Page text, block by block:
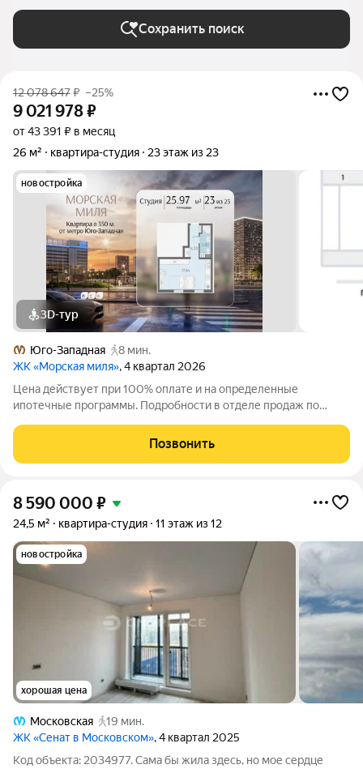
Сохранить поиск
12 078 647₽ –25%
9 021 978₽
от 43 391 ₽ в месяц
26 м²
квартира-студия 23 этаж из 23
новостройка
3D-тур
Юго-Западная
8 мин.
ЖК «Морская миля», 4 квартал 2026
Цена действует при 100% оплате и на определенные
ипотечные программы. Подробности в отделе продаж по
Общая площадь составляет 25.97 кв. м. Квартира с чистовой
отделкой. Жилой комплекс
Позвонить
8 590 000 ₽
24,5 м² квартира-студия 11 этаж из 12
новостройка
хорошая цена
Московская
19 мин.
ЖК «Сенат в Московском», 4 квартал 2025
Код объекта: 2034977. Сама бы жила здесь, но мое сердце